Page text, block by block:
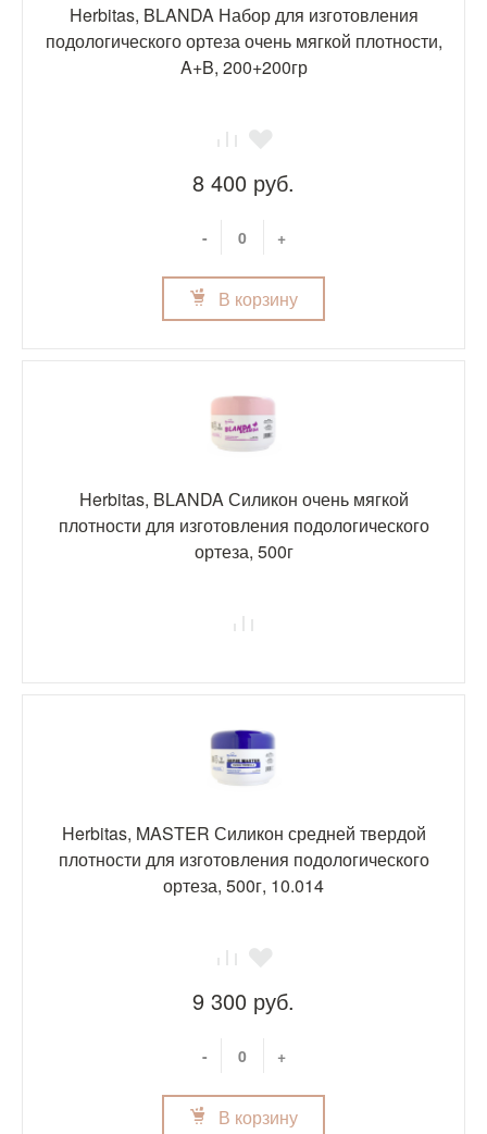
Herbitas, BLANDA Набор для изготовления
подологического ортеза очень мягкой плотности,
A+B, 200+200гр
8 400 руб.
- +
В корзину
Herbitas, BLANDA Силикон очень мягкой
плотности для изготовления подологического
ортеза, 500г
Herbitas, MASTER Силикон средней твердой
плотности для изготовления подологического
ортеза, 500г, 10.014
9 300 руб.
- +
В корзину